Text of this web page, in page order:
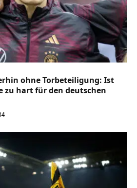
ohne Torbeteiligung: Ist
zu hart für den deutschen